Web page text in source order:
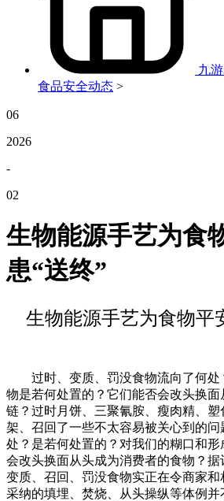
九
食品安全动态 >
06
2026
-
02
生物能源手艺为食
患“送终”
生物能源手艺为食物平
过时、变质、罚没食物流向了何处
物是若何处置的？它们能否会改头换
链？过时月饼、三聚氰胺、瘦肉精、
架、召回了一些不太容易被关心到的
处？是若何处置的？对我们的糊口和
会改头换面从头成为消费者的食物？据
变质、召回、罚没食物实正在令商家
采纳的填埋、焚烧、从头操纵等体例并